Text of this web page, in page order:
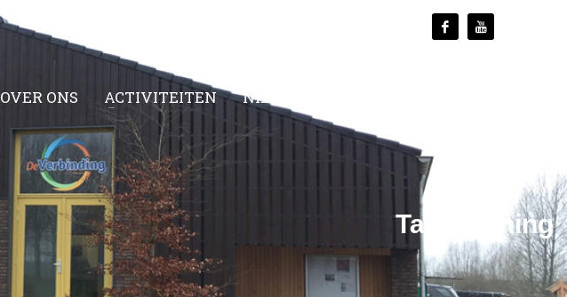
OVER ONS ACTIVITEITEN NIEUWS
Tag: training